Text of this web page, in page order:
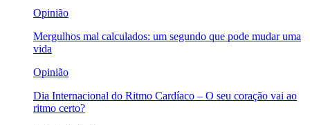
Opinião
Mergulhos mal calculados: um segundo que pode mudar uma
vida
Opinião
Dia Internacional do Ritmo Cardíaco – O seu coração vai ao
ritmo certo?